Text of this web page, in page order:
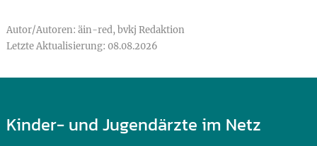
Autor/Autoren: äin-red, bvkj Redaktion
Letzte Aktualisierung: 08.08.2026
Kinder- und Jugendärzte im Netz